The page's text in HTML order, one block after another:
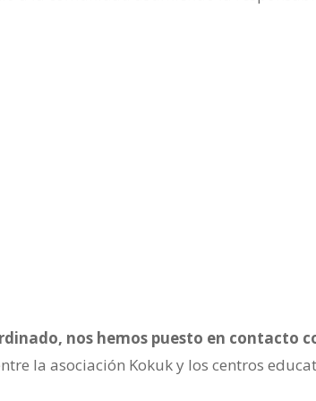
nos hemos puesto en contacto
la asociación Kokuk y los centros